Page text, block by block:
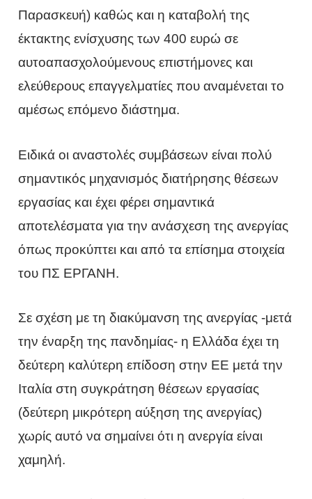
Παρασκευή) καθώς και η καταβολή της
έκτακτης ενίσχυσης των 400 ευρώ σε
αυτοαπασχολούμενους επιστήμονες και
ελεύθερους επαγγελματίες που αναμένεται το
αμέσως επόμενο διάστημα.
Ειδικά οι αναστολές συμβάσεων είναι πολύ
σημαντικός μηχανισμός διατήρησης θέσεων
εργασίας και έχει φέρει σημαντικά
αποτελέσματα για την ανάσχεση της ανεργίας
όπως προκύπτει και από τα επίσημα στοιχεία
του ΠΣ ΕΡΓΑΝΗ.
Σε σχέση με τη διακύμανση της ανεργίας -μετά
την έναρξη της πανδημίας- η Ελλάδα έχει τη
δεύτερη καλύτερη επίδοση στην ΕΕ μετά την
Ιταλία στη συγκράτηση θέσεων εργασίας
(δεύτερη μικρότερη αύξηση της ανεργίας)
χωρίς αυτό να σημαίνει ότι η ανεργία είναι
χαμηλή.